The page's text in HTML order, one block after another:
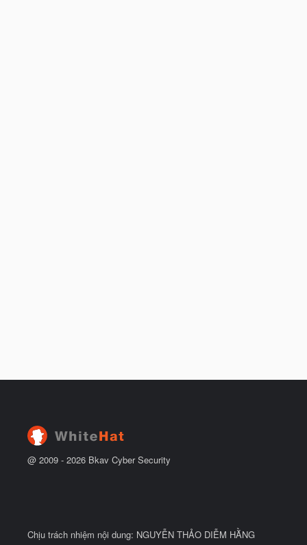
@ 2009 - 2026 Bkav Cyber Security
Chịu trách nhiệm nội dung: NGUYỄN THẢO DIỄM HẰNG